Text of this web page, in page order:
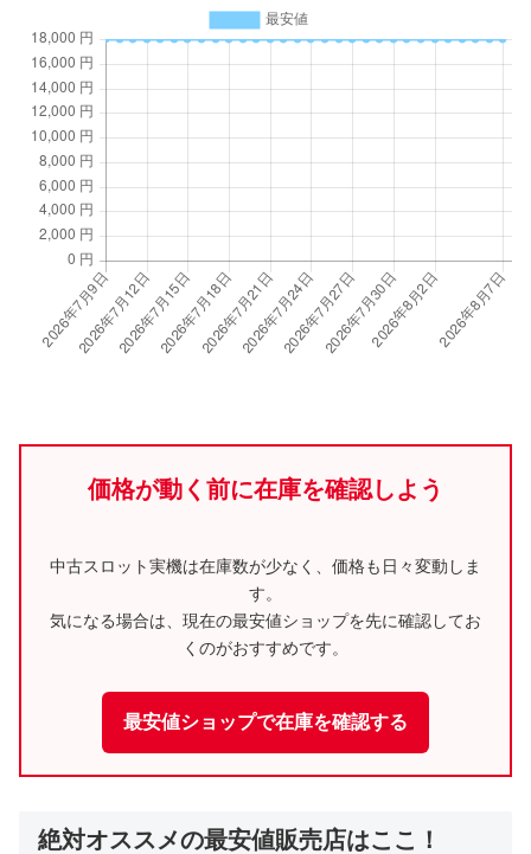
価格が動く前に在庫を確認しよう
中古スロット実機は在庫数が少なく、価格も日々変動しま
す。
気になる場合は、現在の最安値ショップを先に確認してお
くのがおすすめです。
最安値ショップで在庫を確認する
絶対オススメの最安値販売店はここ！